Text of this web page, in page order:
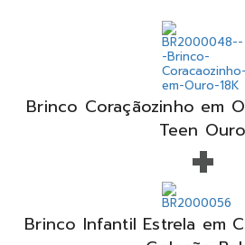
Brinco Coraçãozinho em
Teen Ouro
+
Brinco Infantil Estrela em